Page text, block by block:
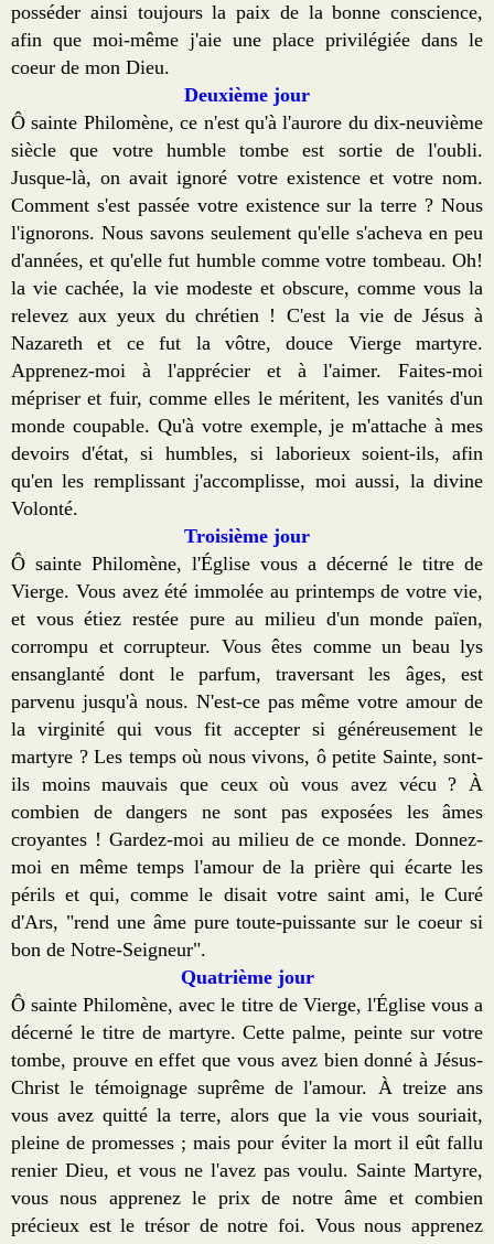
posséder ainsi toujours la paix de la bonne conscience,
afin que moi-même j'aie une place privilégiée dans le
coeur de mon Dieu.
Deuxième jour
Ô sainte Philomène, ce n'est qu'à l'aurore du dix-neuvième
siècle que votre humble tombe est sortie de l'oubli.
Jusque-là, on avait ignoré votre existence et votre nom.
Comment s'est passée votre existence sur la terre ? Nous
l'ignorons. Nous savons seulement qu'elle s'acheva en peu
d'années, et qu'elle fut humble comme votre tombeau. Oh!
la vie cachée, la vie modeste et obscure, comme vous la
relevez aux yeux du chrétien ! C'est la vie de Jésus à
Nazareth et ce fut la vôtre, douce Vierge martyre.
Apprenez-moi à l'apprécier et à l'aimer. Faites-moi
mépriser et fuir, comme elles le méritent, les vanités d'un
monde coupable. Qu'à votre exemple, je m'attache à mes
devoirs d'état, si humbles, si laborieux soient-ils, afin
qu'en les remplissant j'accomplisse, moi aussi, la divine
Volonté.
Troisième jour
Ô sainte Philomène, l'Église vous a décerné le titre de
Vierge. Vous avez été immolée au printemps de votre vie,
et vous étiez restée pure au milieu d'un monde païen,
corrompu et corrupteur. Vous êtes comme un beau lys
ensanglanté dont le parfum, traversant les âges, est
parvenu jusqu'à nous. N'est-ce pas même votre amour de
la virginité qui vous fit accepter si généreusement le
martyre ? Les temps où nous vivons, ô petite Sainte, sont-
ils moins mauvais que ceux où vous avez vécu ? À
combien de dangers ne sont pas exposées les âmes
croyantes ! Gardez-moi au milieu de ce monde. Donnez-
moi en même temps l'amour de la prière qui écarte les
périls et qui, comme le disait votre saint ami, le Curé
d'Ars, "rend une âme pure toute-puissante sur le coeur si
bon de Notre-Seigneur".
Quatrième jour
Ô sainte Philomène, avec le titre de Vierge, l'Église vous a
décerné le titre de martyre. Cette palme, peinte sur votre
tombe, prouve en effet que vous avez bien donné à Jésus-
Christ le témoignage suprême de l'amour. À treize ans
vous avez quitté la terre, alors que la vie vous souriait,
pleine de promesses ; mais pour éviter la mort il eût fallu
renier Dieu, et vous ne l'avez pas voulu. Sainte Martyre,
vous nous apprenez le prix de notre âme et combien
précieux est le trésor de notre foi. Vous nous apprenez